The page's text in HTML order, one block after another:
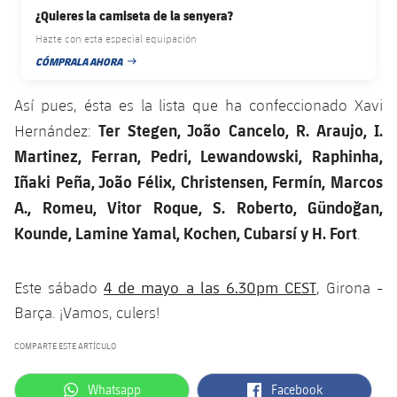
Servicios Médicos
Accesibilidad
Acreditaciones
Instalaciones
SUB8 B
Fotos
Historia
Palmarés
Fotos
Infantil B
Entradas
Clasificaciones
Jugadors
Fotos
Historia
Calendario
Jugadores
Clasificaciones
Actualidad
Cadete
Infantil
Alevín
Campus Verano
PLUSICON
MÁS
Primer equipo
Actualidad
Calendario
Resultados
Barça Atlètic
plusicon
Actualidad
Calendario
Resultados
Base
plusicon
más
Actualidad
Junior
Campus Verano
PLUSICON
MÁS
Información general
plusicon
más
¿Quieres la camiseta de la senyera?
Hazte con esta especial equipación
CÓMPRALA AHORA
FECHA DE PUBLICACIÓN
Así pues, ésta es la lista que ha confeccionado Xavi
Hernández:Ter Stegen, ⁠João Cancelo, R. Araujo, I.
Martinez, Ferran, Pedri, Lewandowski, Raphinha,
Iñaki Peña, João Félix, Christensen, Fermín, Marcos
A., Romeu, Vitor Roque, S. Roberto, Gündoğan,
Kounde, Lamine Yamal, Kochen, Cubarsí y H. Fort
Este sábado4 de mayo a las 6.30pm CEST, Girona -
Barça. ¡Vamos, culers!
COMPARTE ESTE ARTÍCULO
label.aria.whatsapp
Whatsapp label.aria.facebook
Facebook